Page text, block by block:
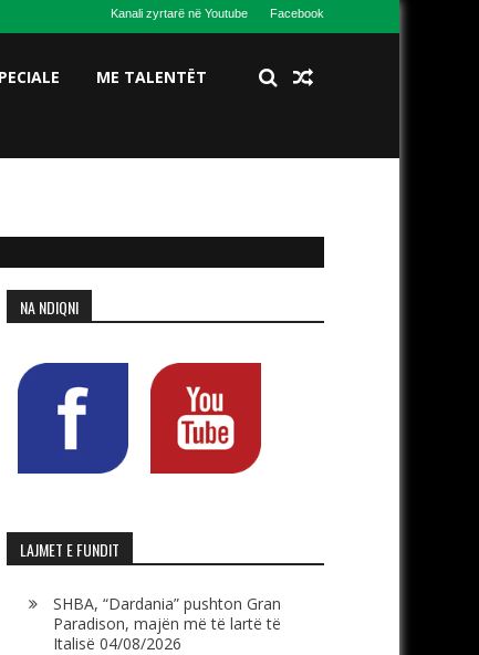
Kanali zyrtarë në Youtube Facebook
ME TALENTËT
NA NDIQNI
LAJMET E FUNDIT
SHBA, “Dardania” pushton Gran
Paradison, majën më të lartë të
Italisë 04/08/2026